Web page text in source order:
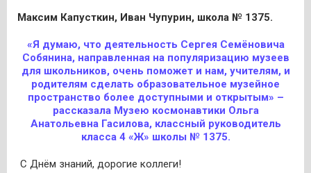
Максим Капусткин, Иван Чупурин, школа № 1375.
«Я думаю, что деятельность Сергея Семёновича
Собянина, направленная на популяризацию музеев
для школьников, очень поможет и нам, учителям, и
родителям сделать образовательное музейное
пространство более доступными и открытым» –
рассказала Музею космонавтики Ольга
Анатольевна Гасилова, классный руководитель
класса 4 «Ж» школы № 1375.
С Днём знаний, дорогие коллеги!